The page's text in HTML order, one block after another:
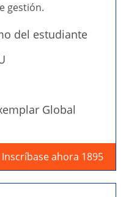
gestión.
del estudiante
Global
Inscríbase ahora 1895